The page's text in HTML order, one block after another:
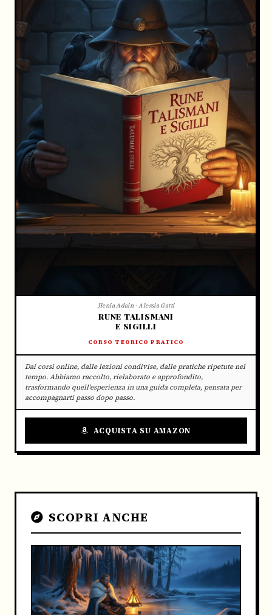
Jlenia Adain · Alessia Gatti
RUNE TALISMANI
E SIGILLI
CORSO TEORICO PRATICO
Dai corsi online, dalle lezioni condivise, dalle pratiche ripetute nel
tempo. Abbiamo raccolto, rielaborato e approfondito,
trasformando quell'esperienza in una guida completa, pensata per
accompagnarti passo dopo passo.
ACQUISTA SU AMAZON
SCOPRI ANCHE